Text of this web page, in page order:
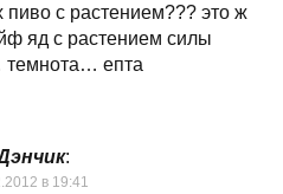
пиво с растением??? это ж
яд с растением силы
епта
:
в 19:41